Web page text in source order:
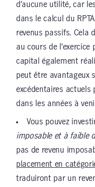
d’aucune utilité, car
dans le calcul du
revenus passifs. Cela
au cours de
capital également
peut être avantageux
excédentaires actuels
dans les années à
Vous pouvez
imposable et à faible
pas de revenu
placement en
traduiront par un